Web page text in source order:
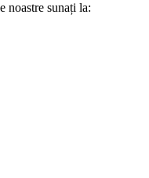
noastre sunați la: